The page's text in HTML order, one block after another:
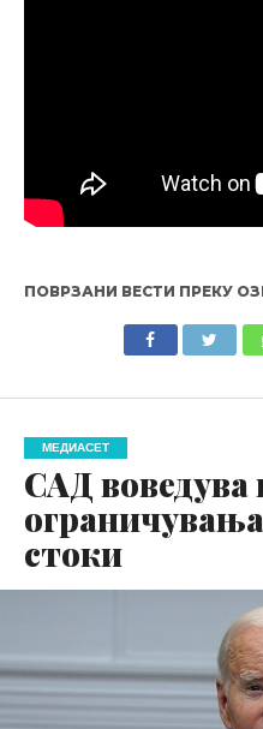
ПОВРЗАНИ ВЕСТИ ПРЕКУ
МЕДИАСЕТ
САД воведува
стоки